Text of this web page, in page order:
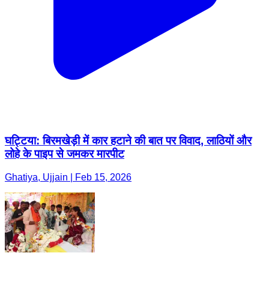
घट्टिया: बिरमखेड़ी में कार हटाने की बात पर विवाद, लाठियों और
लोहे के पाइप से जमकर मारपीट
Ghatiya, Ujjain | Feb 15, 2026